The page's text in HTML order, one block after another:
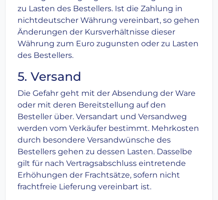
zu Lasten des Bestellers. Ist die Zahlung in
nichtdeutscher Währung vereinbart, so gehen
Änderungen der Kursverhältnisse dieser
Währung zum Euro zugunsten oder zu Lasten
des Bestellers.
5. Versand
Die Gefahr geht mit der Absendung der Ware
oder mit deren Bereitstellung auf den
Besteller über. Versandart und Versandweg
werden vom Verkäufer bestimmt. Mehrkosten
durch besondere Versandwünsche des
Bestellers gehen zu dessen Lasten. Dasselbe
gilt für nach Vertragsabschluss eintretende
Erhöhungen der Frachtsätze, sofern nicht
frachtfreie Lieferung vereinbart ist.